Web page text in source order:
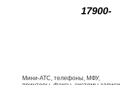
17900-
Мини-АТС, телефоны, МФУ,